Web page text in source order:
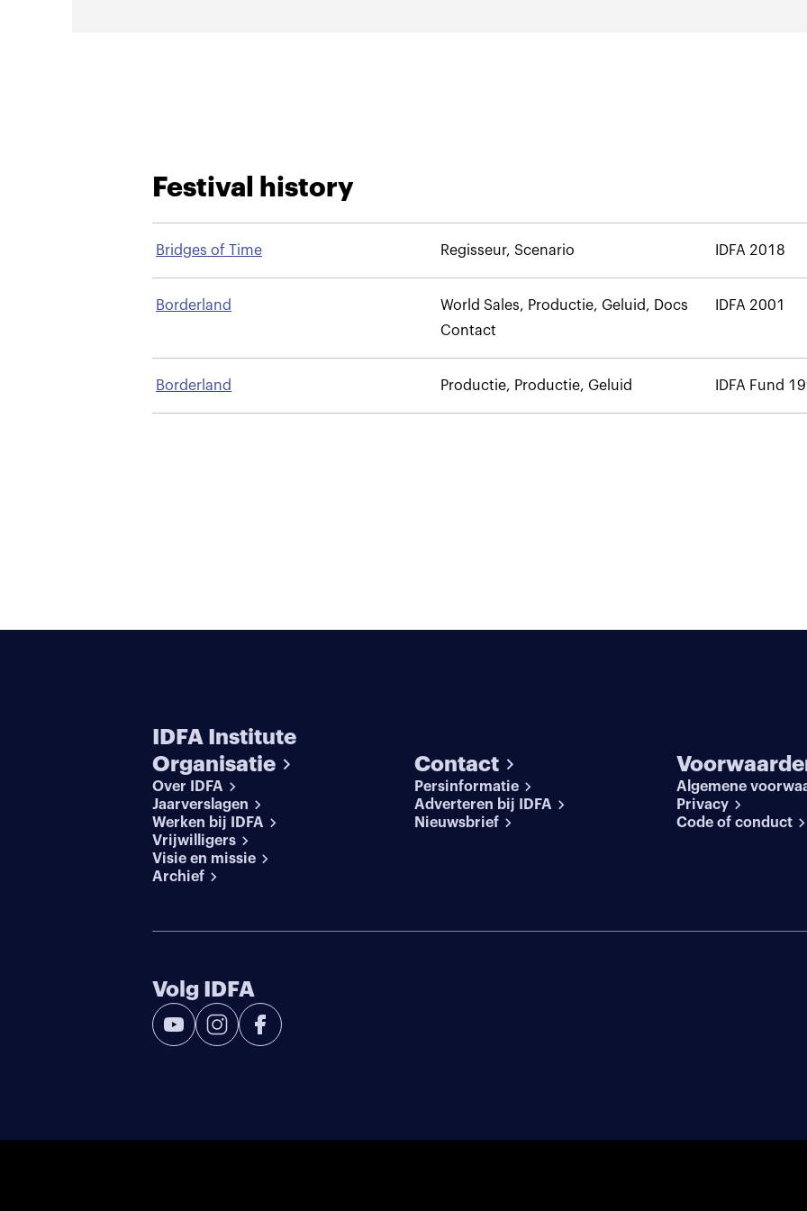
Festival history
Bridges of Time Regisseur, Scenario IDFA 2018
Borderland
World Sales, Productie, Geluid, Docs
Contact
IDFA 2001
Borderland Productie, Productie, Geluid IDFA Fund
IDFA Institute
Organisatie
Over IDFA
Jaarverslagen
Werken bij IDFA
Vrijwilligers
Visie en missie
Archief
Contact
Persinformatie
Adverteren bij IDFA
Nieuwsbrief
Algemene
Privacy
Code of conduct
Volg IDFA